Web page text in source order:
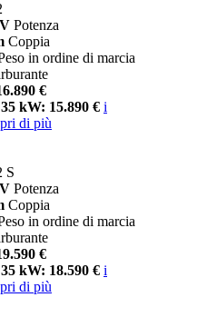
Potenza
Coppia
in ordine di marcia
€
kW: 15.890 € i
di più
S
Potenza
Coppia
in ordine di marcia
€
kW: 18.590 € i
di più